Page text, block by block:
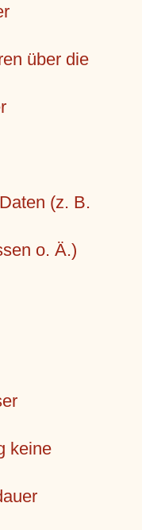
über die
(z. B.
o. Ä.)
keine